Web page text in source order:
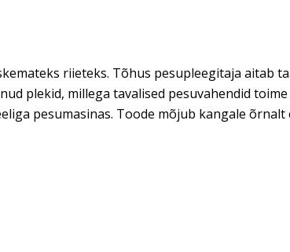
riieteks. Tõhus pesupleegitaja aitab
plekid, millega tavalised pesuvahendid
pesumasinas. Toode mõjub kangale õrnalt